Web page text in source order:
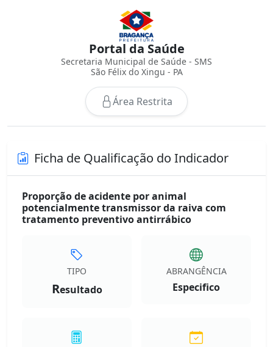
Portal da Saúde
Secretaria Municipal de Saúde - SMS
São Félix do Xingu - PA
Área Restrita
Ficha de Qualificação do Indicador
Proporção de acidente por animal
potencialmente transmissor da raiva com
tratamento preventivo antirrábico
TIPO
Resultado
ABRANGÊNCIA
Especifico